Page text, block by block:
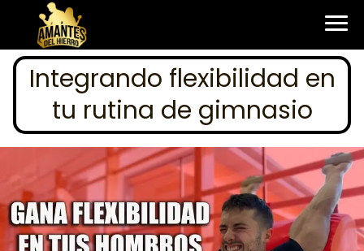
Integrando flexibilidad en
tu rutina de gimnasio